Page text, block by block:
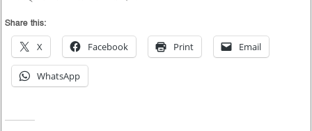
Share this:
X Facebook Print Email
WhatsApp